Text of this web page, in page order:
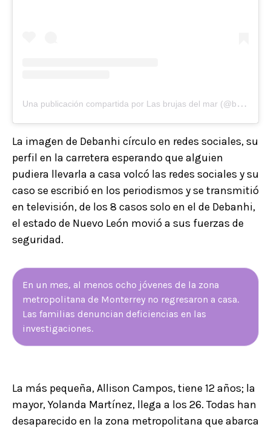
U
na publicación compartida por Las brujas del mar (@brujasdelmarver)
La imagen de Debanhi círculo en redes sociales, su
perfil en la carretera esperando que alguien
pudiera llevarla a casa volcó las redes sociales y su
caso se escribió en los periodismos y se transmitió
en televisión, de los 8 casos solo en el de Debanhi,
el estado de Nuevo León movió a sus fuerzas de
seguridad.
En un mes, al menos ocho jóvenes de la zona
metropolitana de Monterrey no regresaron a casa.
Las familias denuncian deficiencias en las
investigaciones.
La más pequeña, Allison Campos, tiene 12 años; la
mayor, Yolanda Martínez, llega a los 26. Todas han
desaparecido en la zona metropolitana que abarca